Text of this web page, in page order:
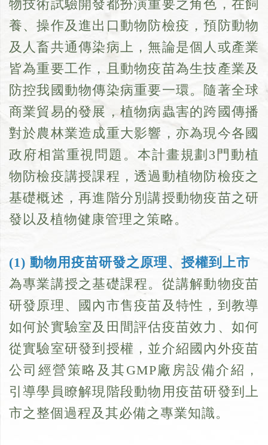
物技術試驗開發都扮演重要之角色，在飼
養、操作及進出口動物防檢疫，預防動物
及人畜共通傳染病上，無論是個人或產業
皆為重要工作，且動物疫苗為生技產業及
防控我國動物傳染病重要一環。隨著全球
商業貿易的發展，植物病蟲害的跨國傳播
對於農林業造成重大影響，亦為現今各國
政府相當重視問題。本計畫規劃3門動植
物防檢疫講授課程，透過動植物防檢疫之
基礎概述，再進階分別講授動物疫苗之研
發以及植物健康管理之策略。
(1) 動物用疫苗研發之原理、授權到上市
為專業講授之基礎課程。從講解動物疫苗
研發原理、國內市售疫苗及特性，到教導
如何於實驗室及田間評估疫苗效力、如何
從實驗室研發到授權，並介紹國內外疫苗
公司經營策略及其GMP廠房設備介紹，
引導學員瞭解現階段動物用疫苗研發到上
市之整個過程及其必備之專業知識。